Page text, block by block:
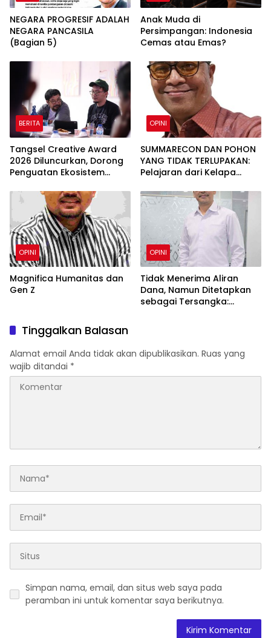
NEGARA PROGRESIF ADALAH
NEGARA PANCASILA
(Bagian 5)
Anak Muda di
Persimpangan: Indonesia
Cemas atau Emas?
BERITA
Tangsel Creative Award
2026 Diluncurkan, Dorong
Penguatan Ekosistem
Selatan
OPINI
SUMMARECON DAN POHON
YANG TIDAK TERLUPAKAN:
Pelajaran dari Kelapa
Pembangunan yang
Berakar Sejarah
OPINI
Magnifica Humanitas dan
Gen Z
OPINI
Tidak Menerima Aliran
Dana, Namun Ditetapkan
sebagai Tersangka:
Tinggalkan Balasan
Alamat email Anda tidak akan dipublikasikan. Ruas yang
wajib ditandai *
Simpan nama, email, dan situs web saya pada
peramban ini untuk komentar saya berikutnya.